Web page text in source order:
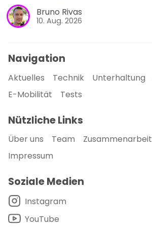
Bruno Rivas
10. Aug. 2026
Navigation
Aktuelles Technik Unterhaltung
E-Mobilität
Tests
Nützliche Links
Über uns Team Zusammenarbeit
Impressum
Soziale Medien
Instagram
YouTube